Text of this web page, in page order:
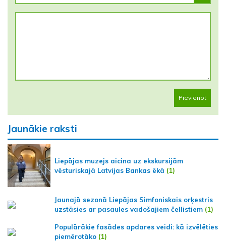
Pievienot
Jaunākie raksti
Liepājas muzejs aicina uz ekskursijām
vēsturiskajā Latvijas Bankas ēkā (1)
Jaunajā sezonā Liepājas Simfoniskais orķestris
uzstāsies ar pasaules vadošajiem čellistiem (1)
Populārākie fasādes apdares veidi: kā izvēlēties
piemērotāko (1)